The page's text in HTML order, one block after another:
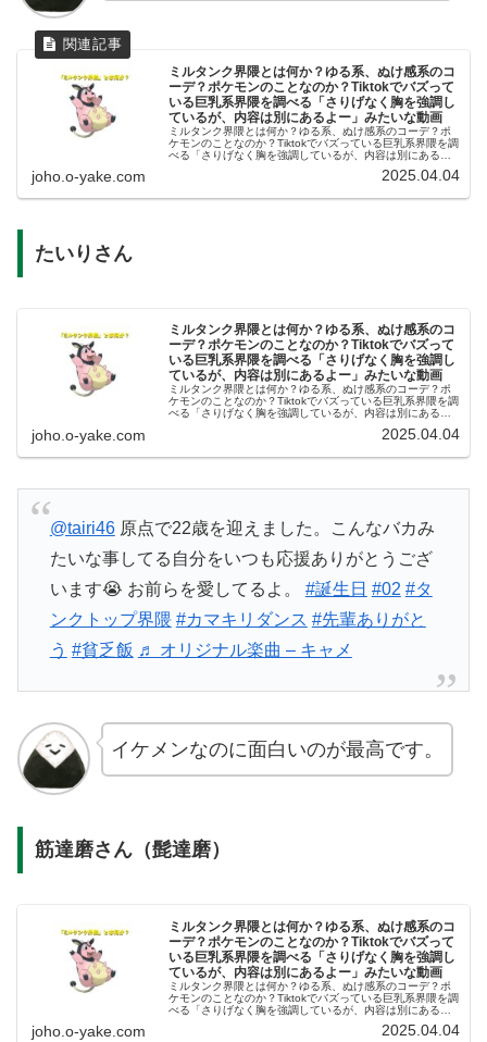
ミルタンク界隈とは何か？ゆる系、ぬけ感系のコ
ーデ？ポケモンのことなのか？Tiktokでバズって
いる巨乳系界隈を調べる「さりげなく胸を強調し
ているが、内容は別にあるよー」みたいな動画
ミルタンク界隈とは何か？ゆる系、ぬけ感系のコーデ？ポ
ケモンのことなのか？Tiktokでバズっている巨乳系界隈を調
べる「さりげなく胸を強調しているが、内容は別にあるよ
joho.o-yake.com 2025.04.04
たいりさん
ミルタンク界隈とは何か？ゆる系、ぬけ感系のコ
ーデ？ポケモンのことなのか？Tiktokでバズって
いる巨乳系界隈を調べる「さりげなく胸を強調し
ているが、内容は別にあるよー」みたいな動画
ミルタンク界隈とは何か？ゆる系、ぬけ感系のコーデ？ポ
ケモンのことなのか？Tiktokでバズっている巨乳系界隈を調
べる「さりげなく胸を強調しているが、内容は別にあるよ
joho.o-yake.com 2025.04.04
@tairi46原点で22歳を迎えました。こんなバカみ
たいな事してる自分をいつも応援ありがとうござ
います😭 お前らを愛してるよ。 #誕生日 #02 #タ
ンクトップ界隈 #カマキリダンス #先輩ありがと
う #貧乏飯 ♬ オリジナル楽曲 – キャメ
イケメンなのに面白いのが最高です。
筋達磨さん（髭達磨）
ミルタンク界隈とは何か？ゆる系、ぬけ感系のコ
ーデ？ポケモンのことなのか？Tiktokでバズって
いる巨乳系界隈を調べる「さりげなく胸を強調し
ているが、内容は別にあるよー」みたいな動画
ミルタンク界隈とは何か？ゆる系、ぬけ感系のコーデ？ポ
ケモンのことなのか？Tiktokでバズっている巨乳系界隈を調
べる「さりげなく胸を強調しているが、内容は別にあるよ
joho.o-yake.com 2025.04.04